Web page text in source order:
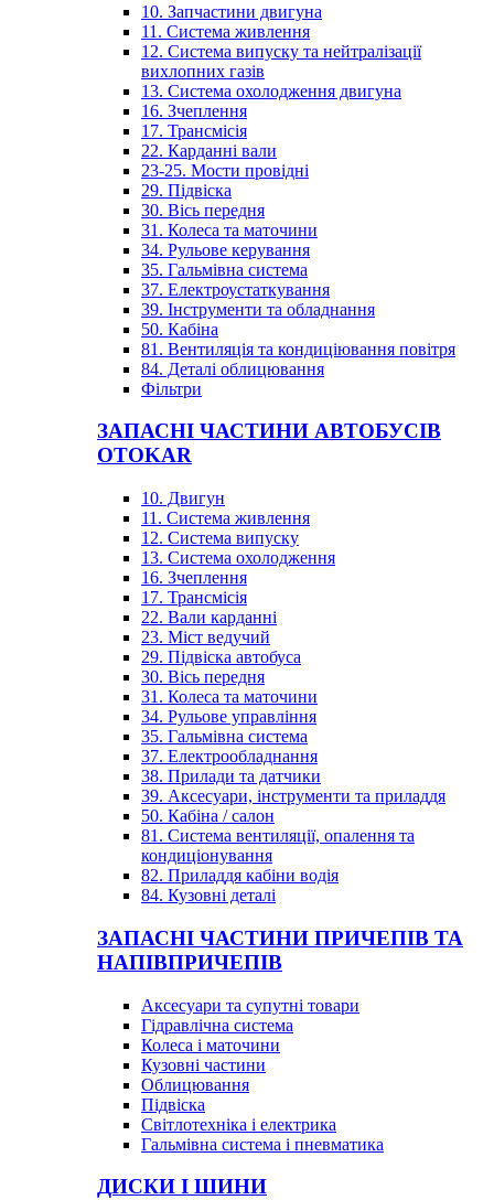
10. Запчастини двигуна
11. Система живлення
12. Система випуску та нейтралізації
вихлопних газів
13. Система охолодження двигуна
16. Зчеплення
17. Трансмісія
22. Карданні вали
23-25. Мости провідні
29. Підвіска
30. Вісь передня
31. Колеса та маточини
34. Рульове керування
35. Гальмівна система
37. Електроустаткування
39. Інструменти та обладнання
50. Кабіна
81. Вентиляція та кондиціювання повітря
84. Деталі облицювання
Фільтри
ЗАПАСНІ ЧАСТИНИ АВТОБУСІВ
OTOKAR
10. Двигун
11. Система живлення
12. Система випуску
13. Система охолодження
16. Зчеплення
17. Трансмісія
22. Вали карданні
23. Міст ведучий
29. Підвіска автобуса
30. Вісь передня
31. Колеса та маточини
34. Рульове управління
35. Гальмівна система
37. Електрообладнання
38. Прилади та датчики
39. Аксесуари, інструменти та приладдя
50. Кабіна / салон
81. Система вентиляції, опалення та
кондиціонування
82. Приладдя кабіни водія
84. Кузовні деталі
ЗАПАСНІ ЧАСТИНИ ПРИЧЕПІВ ТА
НАПІВПРИЧЕПІВ
Аксесуари та супутні товари
Гідравлічна система
Колеса і маточини
Кузовні частини
Облицювання
Підвіска
Світлотехніка і електрика
Гальмівна система і пневматика
ДИСКИ І ШИНИ